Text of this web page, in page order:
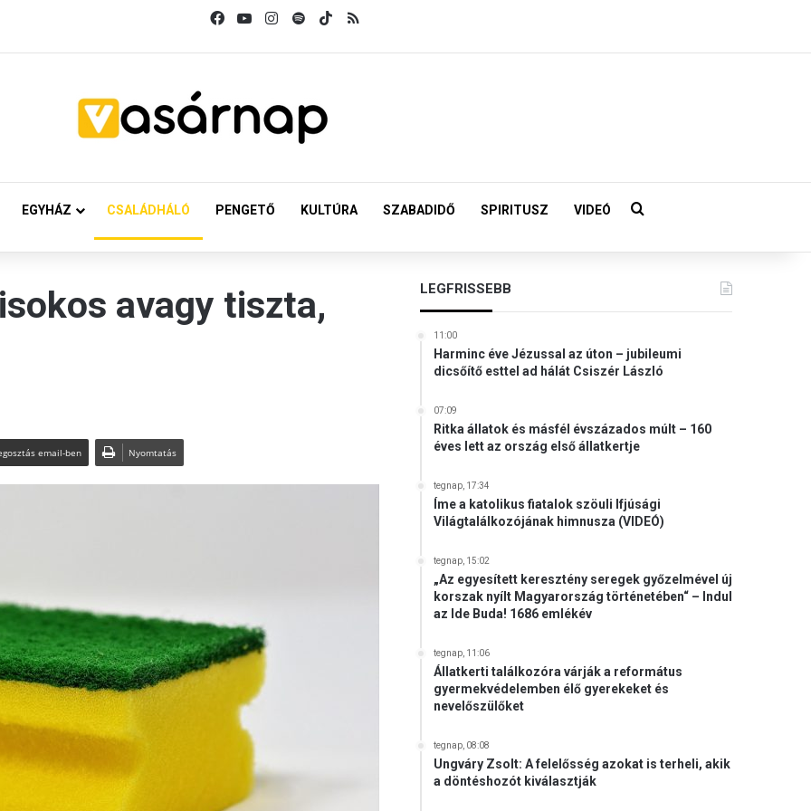
FacebookYouTubeInstagramSpotifyTikTokRSS
EGYHÁZ CSALÁDHÁLÓ PENGETŐ KULTÚRA SZABADIDŐ SPIRITUSZ VIDEÓ Keresés:
avagy tiszta,
email-ben Nyomtatás
LEGFRISSEBB
11:00
Harminc éve Jézussal az úton – jubileumi
dicsőítő esttel ad hálát Csiszér László
07:09
Ritka állatok és másfél évszázados múlt – 160
éves lett az ország első állatkertje
tegnap, 17:34
Íme a katolikus fiatalok szöuli Ifjúsági
Világtalálkozójának himnusza (VIDEÓ)
tegnap, 15:02
„Az egyesített keresztény seregek győzelmével új
korszak nyílt Magyarország történetében“ – Indul
az Ide Buda! 1686 emlékév
tegnap, 11:06
Állatkerti találkozóra várják a református
gyermekvédelemben élő gyerekeket és
nevelőszülőket
tegnap, 08:08
Ungváry Zsolt: A felelősség azokat is terheli, akik
a döntéshozót kiválasztják